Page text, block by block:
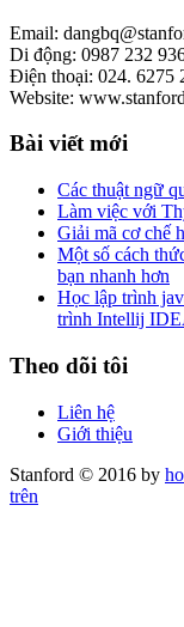
Email:
Di động: 0987 232
Điện thoại: 024. 6275
Website:
Bài viết mới
Các thuật ngữ
Làm việc với
Giải mã cơ chế
Một số cách
bạn nhanh hơn
Học lập trình
trình Intellij
Theo dõi tôi
Liên hệ
Giới thiệu
Stanford © 2016 by
trên